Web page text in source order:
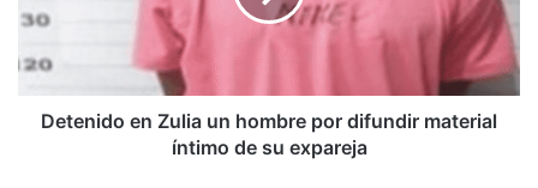
por
material
íntimo
Detenido en Zulia un hombre por difundir material
íntimo de su expareja